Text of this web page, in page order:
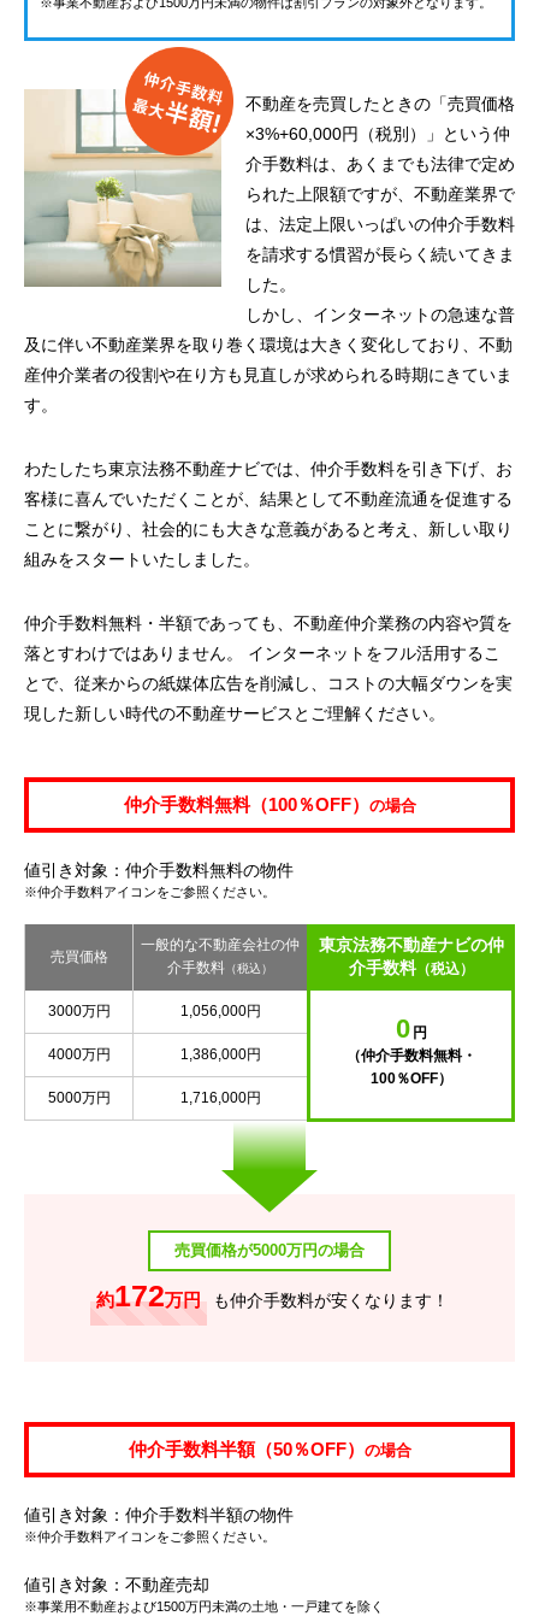
不動産を売買したときの「売買価格
×3%+60,000円（税別）」という仲
介手数料は、あくまでも法律で定め
られた上限額ですが、不動産業界で
は、法定上限いっぱいの仲介手数料
を請求する慣習が長らく続いてきま
した。
しかし、インターネットの急速な普
及に伴い不動産業界を取り巻く環境は大きく変化しており、不動
産仲介業者の役割や在り方も見直しが求められる時期にきていま
す。
わたしたち東京法務不動産ナビでは、仲介手数料を引き下げ、お
客様に喜んでいただくことが、結果として不動産流通を促進する
ことに繋がり、社会的にも大きな意義があると考え、新しい取り
組みをスタートいたしました。
仲介手数料無料・半額であっても、不動産仲介業務の内容や質を
落とすわけではありません。 インターネットをフル活用するこ
とで、従来からの紙媒体広告を削減し、コストの大幅ダウンを実
現した新しい時代の不動産サービスとご理解ください。
仲介手数料無料（100％OFF） の場合
値引き対象：仲介手数料無料の物件
※仲介手数料アイコンをご参照ください。
売買価格
一般的な不動産会社の仲
介手数料 （税込）
東京法務不動産ナビの仲
介手数料（税込）
3000万円 1,056,000円
0 円
（仲介手数料無料・
100％OFF）
4000万円 1,386,000円
5000万円 1,716,000円
売買価格が5000万円の場合
約172万円 も仲介手数料が安くなります！
仲介手数料半額（50％OFF） の場合
値引き対象：仲介手数料半額の物件
※仲介手数料アイコンをご参照ください。
値引き対象：不動産売却
※事業用不動産および1500万円未満の土地・一戸建てを除く